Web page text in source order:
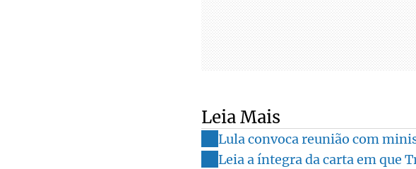
Leia Mais
Lula convoca reunião com
Leia a íntegra da carta em que